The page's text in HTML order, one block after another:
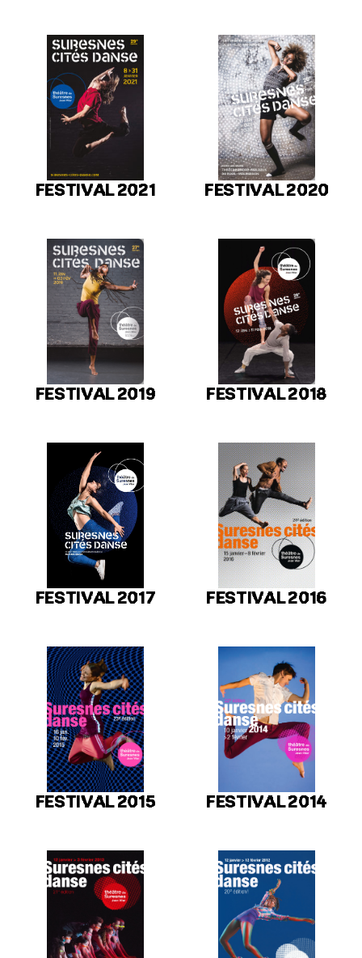
FESTIVAL 2021 FESTIVAL 2020
FESTIVAL 2019 FESTIVAL 2018
FESTIVAL 2017 FESTIVAL 2016
FESTIVAL 2015 FESTIVAL 2014